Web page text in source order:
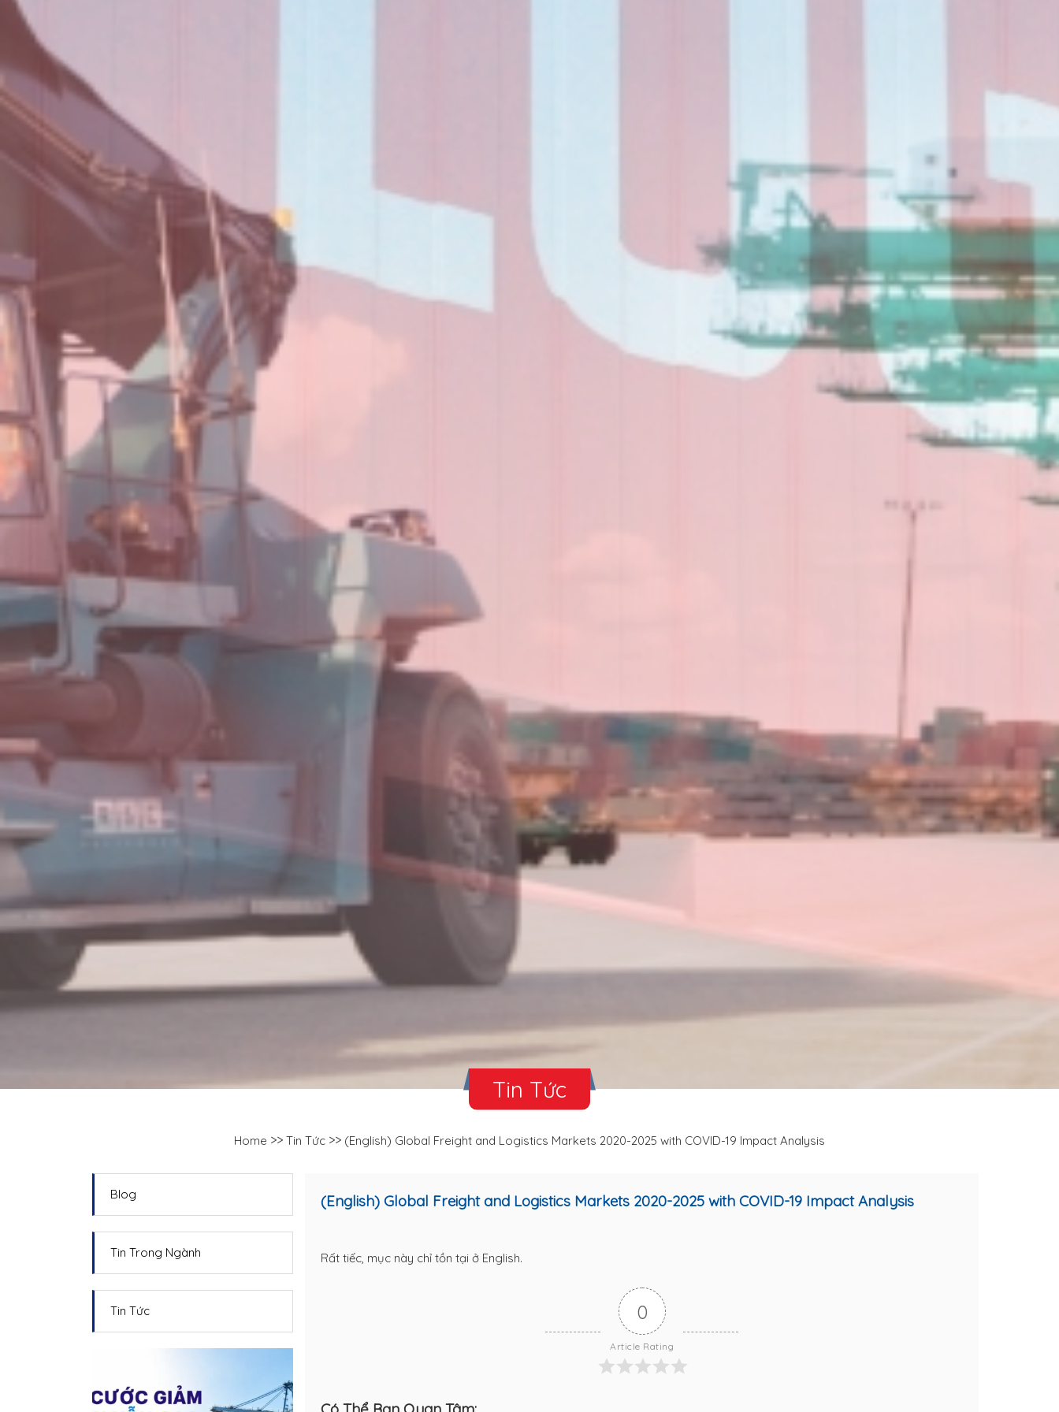
Tin Tức
Home >> Tin Tức >> (English) Global Freight and Logistics Markets 2020-2025 with COVID-19 Impact Analysis
Blog
Tin Trong Ngành
Tin Tức
(English) Global Freight and Logistics Markets 2020-2025 with COVID-19 Impact Analysis
Rất tiếc, mục này chỉ tồn tại ở English.
0
Article Rating